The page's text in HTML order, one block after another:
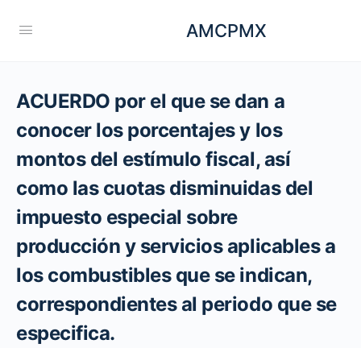
AMCPMX
ACUERDO por el que se dan a
conocer los porcentajes y los
montos del estímulo fiscal, así
como las cuotas disminuidas del
impuesto especial sobre
producción y servicios aplicables a
los combustibles que se indican,
correspondientes al periodo que se
especifica.